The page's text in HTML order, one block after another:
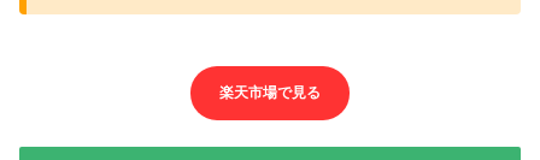
楽天市場で見る